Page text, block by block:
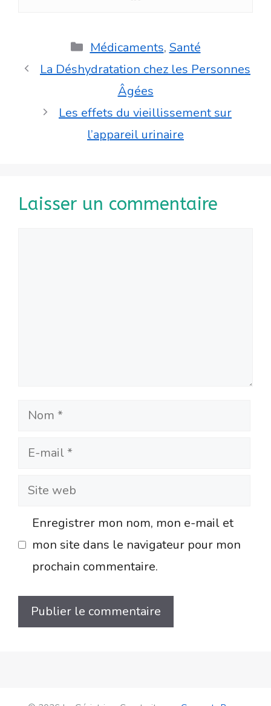
Catégories
Médicaments, Santé
La Déshydratation chez les Personnes
Âgées
Les effets du vieillissement sur
l’appareil urinaire
Laisser un commentaire
Nom
E-
Site
Enregistrer mon nom, mon e-mail et
mon site dans le navigateur pour mon
prochain commentaire.